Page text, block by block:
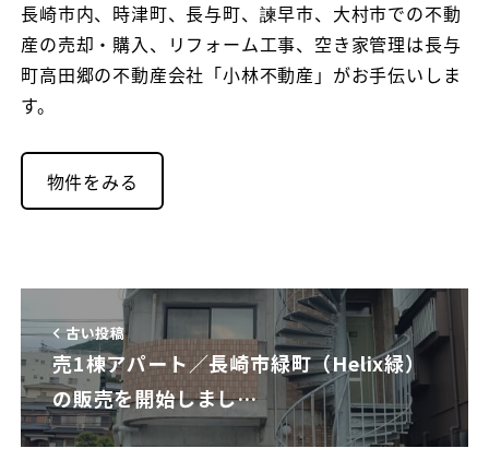
長崎市内、時津町、長与町、諫早市、大村市での不動
産の売却・購入、リフォーム工事、空き家管理は長与
町高田郷の不動産会社「小林不動産」がお手伝いしま
す。
物件をみる
古い投稿
売1棟アパート／長崎市緑町（Helix緑）
の販売を開始しまし…